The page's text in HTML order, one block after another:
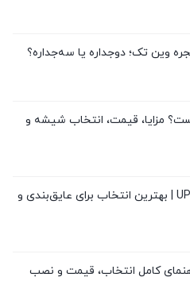
وین تک؛ دوجداره یا سه‌جداره؟
مزایا، قیمت، انتخاب شیشه و
خرید پنجره دوجداره UPVC | بهترین انتخاب برای عایق‌بندی و
کامل انتخاب، قیمت و نصب